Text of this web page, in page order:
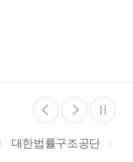
공단 쌀 밭 조건분리